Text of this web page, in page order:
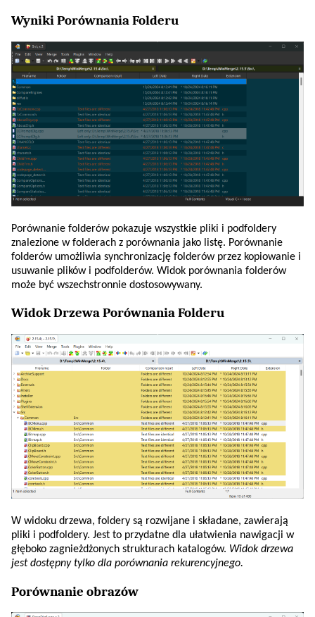
Wyniki Porównania Folderu
Porównanie folderów pokazuje wszystkie pliki i podfoldery
znalezione w folderach z porównania jako listę. Porównanie
folderów umożliwia synchronizację folderów przez kopiowanie i
usuwanie plików i podfolderów. Widok porównania folderów
może być wszechstronnie dostosowywany.
Widok Drzewa Porównania Folderu
W widoku drzewa, foldery są rozwijane i składane, zawierają
pliki i podfoldery. Jest to przydatne dla ułatwienia nawigacji w
głęboko zagnieżdżonych strukturach katalogów. Widok drzewa
jest dostępny tylko dla porównania rekurencyjnego.
Porównanie obrazów